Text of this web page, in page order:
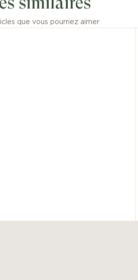
est réinventée avec des clous en
audacieux de l’icône du design
que vous pourriez aimer